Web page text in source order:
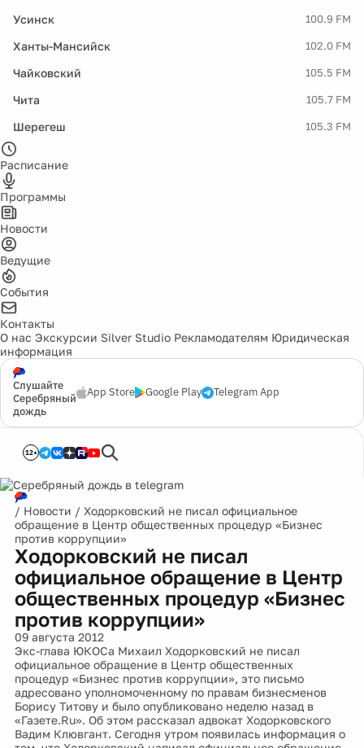
Усинск 100.9 FM
Ханты-Мансийск 102.0 FM
Чайковский 105.5 FM
Чита 105.7 FM
Шерегеш 105.3 FM
Расписание
Программы
Новости
Ведущие
События
Контакты
О нас Экскурсии Silver Studio Рекламодателям Юридическая
информация
Слушайте
Серебряный
дождь
App Store Google Play Telegram App
12+
/ Новости / Ходорковский не писал официальное
обращение в Центр общественных процедур «Бизнес
против коррупции»
Ходорковский не писал
официальное обращение в Центр
общественных процедур «Бизнес
против коррупции»
09 августа 2012
Экс-глава ЮКОСа Михаил Ходорковский не писал
официальное обращение в Центр общественных
процедур «Бизнес против коррупции», это письмо
адресовано уполномоченному по правам бизнесменов
Борису Титову и было опубликовано неделю назад в
«Газете.Ru». Об этом рассказал адвокат Ходорковского
Вадим Клювгант. Сегодня утром появилась информация о